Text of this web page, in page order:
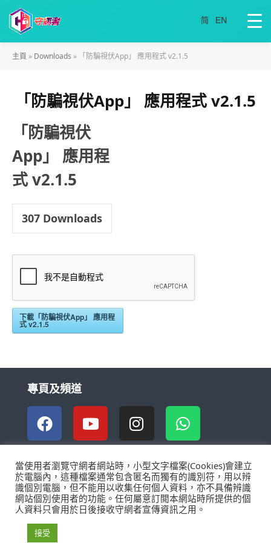
主頁 » Downloads » 「防騙視伏App」 應用程式 v2.1.5
「防騙視伏App」 應用程式 v2.1.5
「防騙視伏
App」 應用程
式 v2.1.5
307 Downloads
下載「防騙視伏App」 應用程
式 v2.1.5
專頁及頻道
重要告示 私隱政策 關於我們
當使用者瀏覽守網者網站時，小型文字檔案(Cookies)會建立
於電腦內，這種檔案通常包含匿名而獨有的識別符，用以辨
識個別電腦，但不能用以收集任何個人資料，亦不具備辨識
網站個別使用者的功能。任何屬意訂閲本網站時所提供的個
人資料只會用於日後接收守網者宣傳資訊之用。
接受